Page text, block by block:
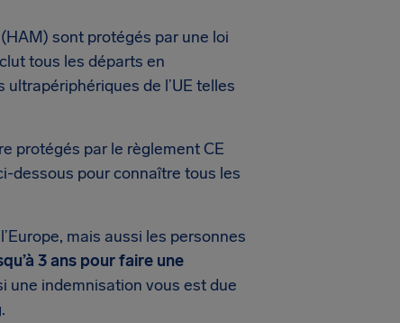
sont protégés par une loi
tous les départs en
de l’UE telles
protégés par le règlement CE
dessous pour connaître tous les
mais aussi les personnes
3 ans pour faire une
une indemnisation vous est due